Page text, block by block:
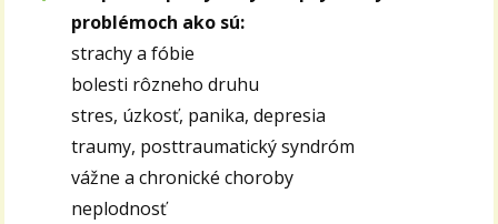
problémoch ako sú:
strachy a fóbie
bolesti rôzneho druhu
stres, úzkosť, panika, depresia
traumy, posttraumatický syndróm
vážne a chronické choroby
neplodnosť